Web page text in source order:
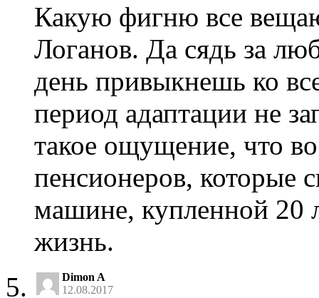
Какую фигню все
Логанов. Да сядь за
день привыкнешь ко
период адаптации не
такое ощущение, что
пенсионеров, которые
машине, купленной 20
жизнь.
Dimon A
12.08.2017